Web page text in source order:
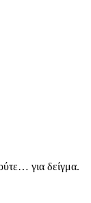
για δείγμα.